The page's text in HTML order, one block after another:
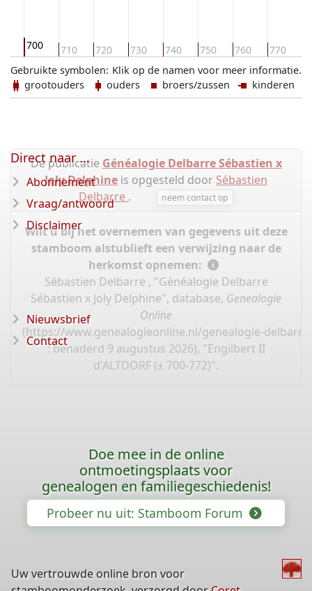
700 710 720 730 740 750 760 770
Klik op de namen voor meer informatie.
Gebruikte symbolen:
grootouders
ouders broers/zussen kinderen
De publicatie Généalogie Delbarre Sébastien x
Joly Delphine is opgesteld door Sébastien
Delbarre . neem contact op
Wilt u bij het overnemen van gegevens uit deze
stamboom alstublieft een verwijzing naar de
herkomst opnemen:
Sébastien Delbarre , "Généalogie Delbarre
Sébastien x Joly Delphine", database, Genealogie
Online
(https://www.genealogieonline.nl/genealogie-
: benaderd 9 augustus 2026), "Engilbert II
d'ALTDORF (± 700-772)".
Direct naar ...
Abonnement
Vraag/antwoord
Disclaimer
Nieuwsbrief
Contact
Doe mee in de online
ontmoetingsplaats voor
genealogen en familiegeschiedenis!
Probeer nu uit: Stamboom Forum
Uw vertrouwde online bron voor